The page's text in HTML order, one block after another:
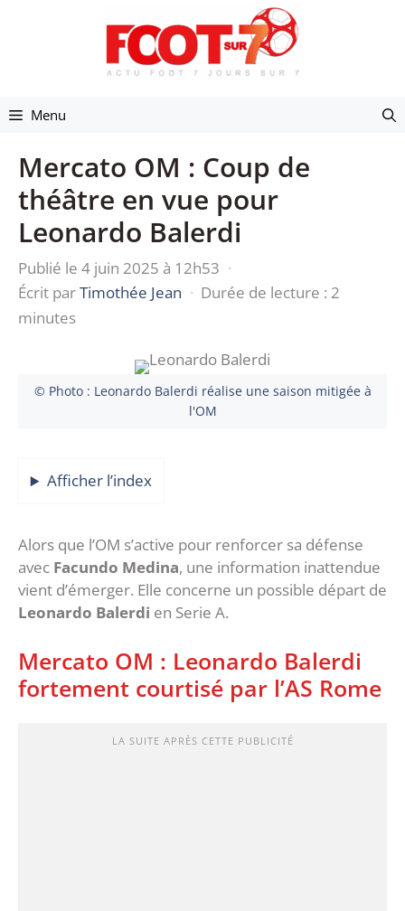
Menu
Mercato OM : Coup de
théâtre en vue pour
Leonardo Balerdi
Publié le 4 juin 2025 à 12h53 ·
Écrit parTimothée Jean · Durée de lecture : 2
minutes
© Photo : Leonardo Balerdi réalise une saison mitigée à
l'OM
Afficher l’index
Alors que l’OM s’active pour renforcer sa défense
avec Facundo Medina, une information inattendue
vient d’émerger. Elle concerne un possible départ de
Leonardo Balerdi en Serie A.
Mercato OM : Leonardo Balerdi
fortement courtisé par l’AS Rome
LA SUITE APRÈS CETTE PUBLICITÉ